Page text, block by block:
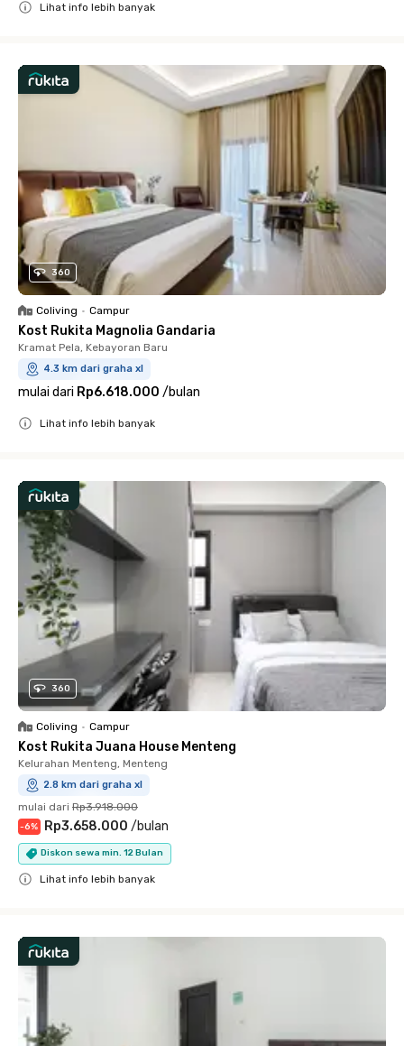
Lihat info lebih banyak
360
Coliving • Campur
Kost Rukita Magnolia Gandaria
Kramat Pela, Kebayoran Baru
4.3 km dari graha xl
mulai dari Rp6.618.000 /bulan
Lihat info lebih banyak
360
Coliving • Campur
Kost Rukita Juana House Menteng
Kelurahan Menteng, Menteng
2.8 km dari graha xl
mulai dari Rp3.918.000
-6% Rp3.658.000 /bulan
Diskon sewa min. 12 Bulan
Lihat info lebih banyak